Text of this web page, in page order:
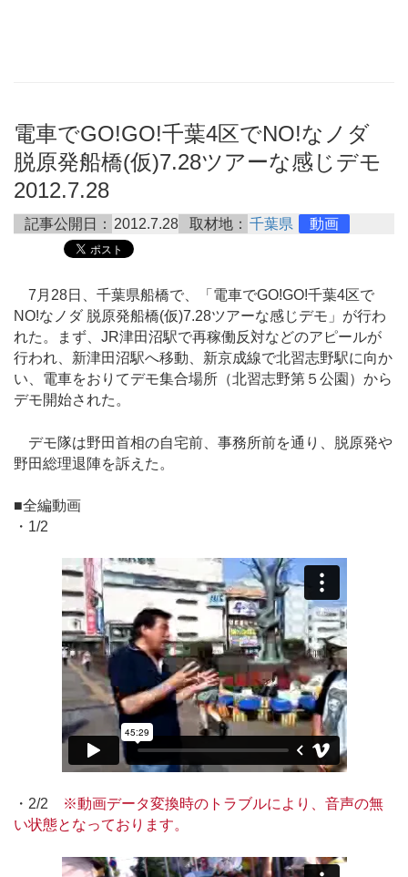
電車でGO!GO!千葉4区でNO!なノダ
脱原発船橋(仮)7.28ツアーな感じデモ
2012.7.28
記事公開日： 2012.7.28 取材地： 千葉県 動画
7月28日、千葉県船橋で、「電車でGO!GO!千葉4区で
NO!なノダ 脱原発船橋(仮)7.28ツアーな感じデモ」が行わ
れた。まず、JR津田沼駅で再稼働反対などのアピールが
行われ、新津田沼駅へ移動、新京成線で北習志野駅に向か
い、電車をおりてデモ集合場所（北習志野第５公園）から
デモ開始された。
デモ隊は野田首相の自宅前、事務所前を通り、脱原発や
野田総理退陣を訴えた。
■全編動画
・1/2
・2/2
※動画データ変換時のトラブルにより、音声の無
い状態となっております。